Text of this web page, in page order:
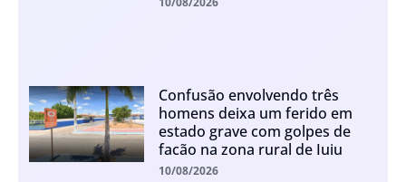
Confusão envolvendo três
homens deixa um ferido em
estado grave com golpes de
facão na zona rural de Iuiu
10/08/2026